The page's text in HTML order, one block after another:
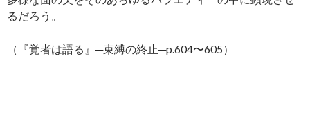
るだろう。
（『覚者は語る』─束縛の終止─p.604〜605）